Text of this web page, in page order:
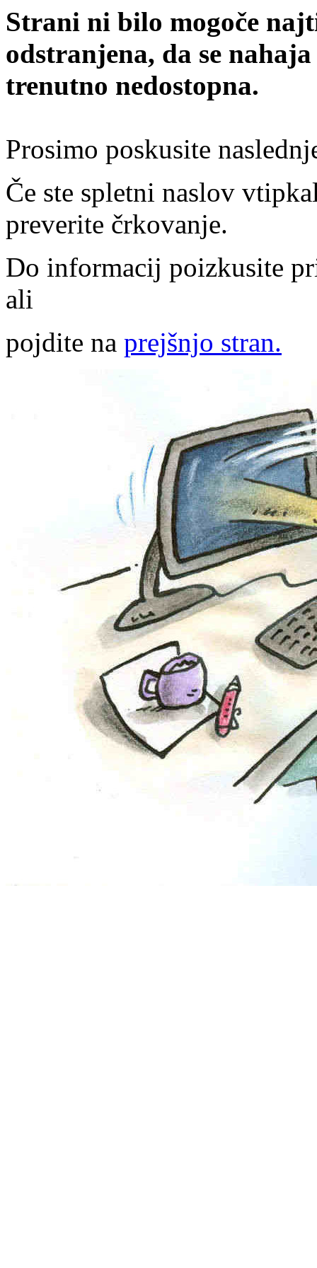
Strani ni bilo mogoče
odstranjena, da se
trenutno nedostopna.
Prosimo poskusite
Če ste spletni naslov
preverite črkovanje.
Do informacij poizkusite
ali
pojdite na prejšnjo stran.